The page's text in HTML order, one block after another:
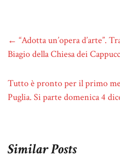
← “Adotta un’opera d’arte”.
Biagio della Chiesa dei
Tutto è pronto per il primo
Puglia. Si parte domenica 4
Similar Posts